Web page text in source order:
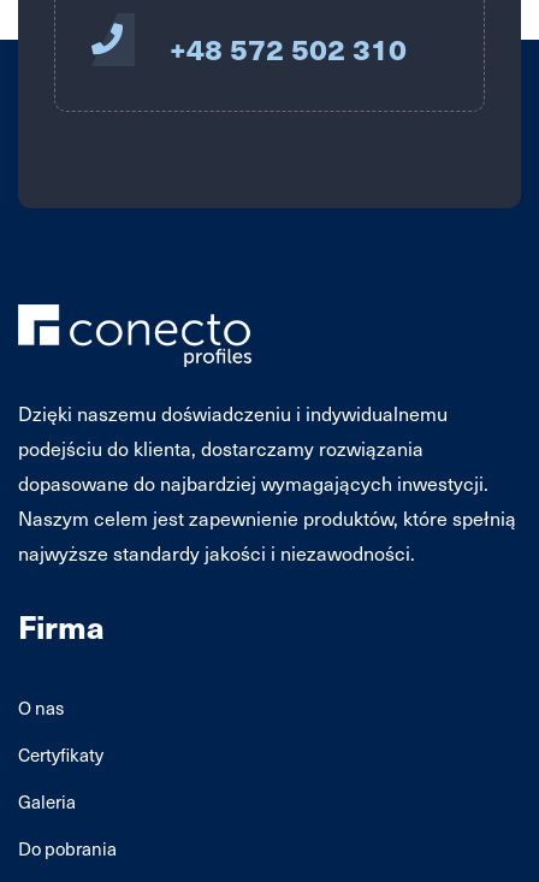
+48 572 502 310
Dzięki naszemu doświadczeniu i indywidualnemu
podejściu do klienta, dostarczamy rozwiązania
dopasowane do najbardziej wymagających inwestycji.
Naszym celem jest zapewnienie produktów, które spełnią
najwyższe standardy jakości i niezawodności.
Firma
O nas
Certyfikaty
Galeria
Do pobrania